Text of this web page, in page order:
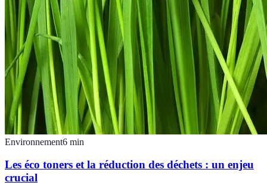
Environnement6 min
Les éco toners et la réduction des déchets : un enjeu
crucial